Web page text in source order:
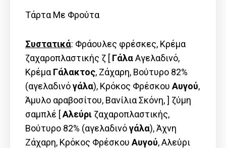
Τάρτα Με Φρούτα
Συστατικά: Φράουλες φρέσκες, Κρέμα
ζαχαροπλαστικής ζ [ΓάλαΑγελαδινό,
Kρέμα Γάλακτος, Ζάχαρη, Βούτυρο 82%
(αγελαδινόγάλα), Κρόκος Φρέσκου Αυγού,
Άμυλο αραβοσίτου, Βανίλια Σκόνη, ] ζύμη
σαμπλέ [Αλεύρι ζαχαροπλαστικής,
Βούτυρο 82% (αγελαδινόγάλα), Άχνη
Ζάχαρη, Κρόκος Φρέσκου Αυγού, Αλεύρι